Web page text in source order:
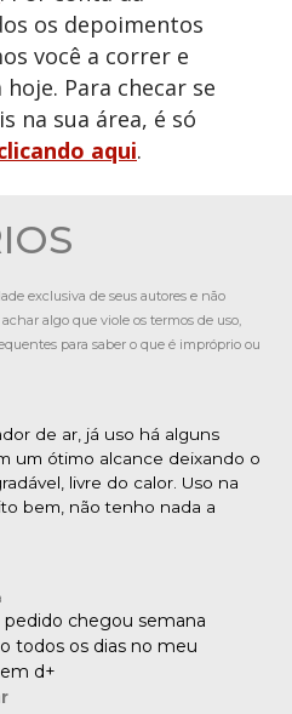
os depoimentos
você a correr e
Para checar se
na sua área, é só
aqui.
exclusiva de seus autores e não
algo que viole os termos de uso,
para saber o que é impróprio ou
de ar, já uso há alguns
um ótimo alcance deixando o
livre do calor. Uso na
bem, não tenho nada a
chegou semana
todos os dias no meu
d+